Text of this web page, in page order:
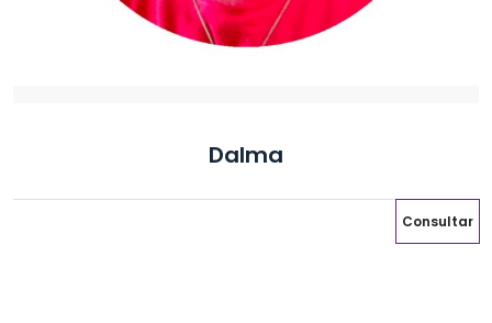
Dalma
Consultar